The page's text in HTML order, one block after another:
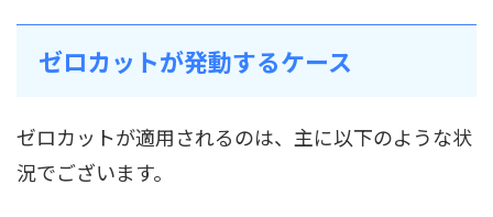
ゼロカットが発動するケース
ゼロカットが適用されるのは、主に以下のような状
況でございます。